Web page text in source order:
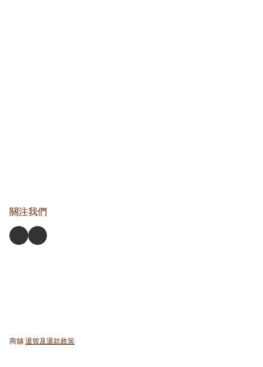
關注我們
商舖 退貨及退款政策